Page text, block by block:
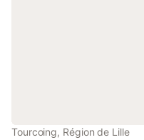
Tourcoing, Région de Lille